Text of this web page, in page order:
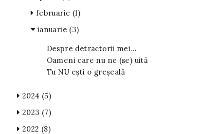
februarie (1)
ianuarie (3)
Despre detractorii mei...
Oameni care nu ne (se) uită
Tu NU ești o greșeală
2024 (5)
2023 (7)
2022 (8)